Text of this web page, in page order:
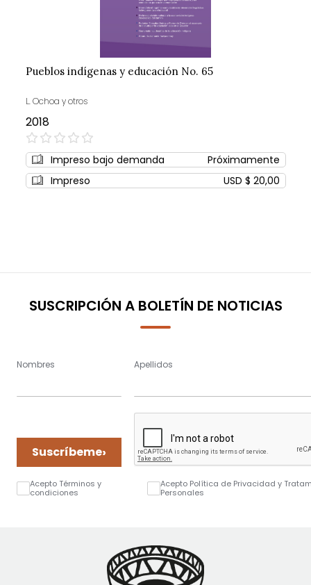
Pueblos indígenas y educación No. 65
L. Ochoa y otros
2018
0%
Impreso bajo demanda
Próximamente
Impreso
USD $ 20,00
SUSCRIPCIÓN A BOLETÍN DE NOTICIAS
Nombres Apellidos
Suscríbeme›
Acepto Términos y
condiciones
Acepto Política de Privacidad y
Personales